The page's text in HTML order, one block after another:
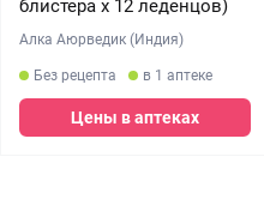
блистера х 12 леденцов)
Алка Аюрведик (Индия)
Без рецепта в 1 аптеке
Цены в аптеках